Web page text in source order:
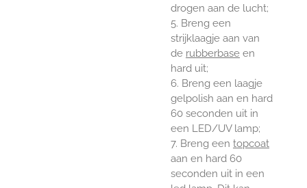
drogen aan de lucht;
5. Breng een
strijklaagje aan van
de rubberbase en
hard uit;
6. Breng een laagje
gelpolish aan en hard
60 seconden uit in
een LED/UV lamp;
7. Breng een topcoat
aan en hard 60
seconden uit in een